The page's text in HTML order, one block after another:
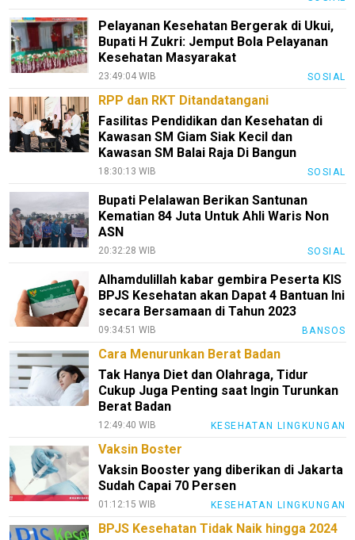
Pelayanan Kesehatan Bergerak di Ukui,
Bupati H Zukri: Jemput Bola Pelayanan
Kesehatan Masyarakat
23:49:04 WIB SOSIAL
RPP dan RKT Ditandatangani
Fasilitas Pendidikan dan Kesehatan di
Kawasan SM Giam Siak Kecil dan
Kawasan SM Balai Raja Di Bangun
18:30:13 WIB SOSIAL
Bupati Pelalawan Berikan Santunan
Kematian 84 Juta Untuk Ahli Waris Non
ASN
20:32:28 WIB SOSIAL
Alhamdulillah kabar gembira Peserta KIS
BPJS Kesehatan akan Dapat 4 Bantuan Ini
secara Bersamaan di Tahun 2023
09:34:51 WIB BANSOS
Cara Menurunkan Berat Badan
Tak Hanya Diet dan Olahraga, Tidur
Cukup Juga Penting saat Ingin Turunkan
Berat Badan
12:49:40 WIB KESEHATAN LINGKUNGAN
Vaksin Boster
Vaksin Booster yang diberikan di Jakarta
Sudah Capai 70 Persen
01:12:15 WIB KESEHATAN LINGKUNGAN
BPJS Kesehatan Tidak Naik hingga 2024